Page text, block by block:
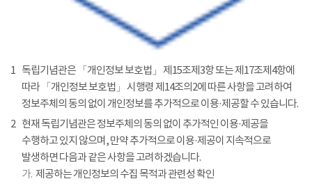
1 독립기념관은 「개인정보 보호법」 제15조제3항 또는 제17조제4항에
따라 「개인정보 보호법」 시행령 제14조의2에 따른 사항을 고려하여
정보주체의 동의 없이 개인정보를 추가적으로 이용·제공할 수 있습니다.
2 현재 독립기념관은 정보주체의 동의 없이 추가적인 이용·제공을
수행하고 있지 않으며, 만약 추가적으로 이용·제공이 지속적으로
발생하면 다음과 같은 사항을 고려하겠습니다.
가. 제공하는 개인정보의 수집 목적과 관련성 확인